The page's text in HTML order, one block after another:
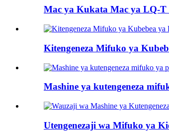
Mac ya Kukata Mac ya LQ-
Kitengeneza Mifuko ya
Mashine ya kutengeneza
Utengenezaji wa Mifuko ya